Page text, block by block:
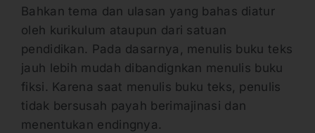
Bahkan tema dan ulasan yang bahas diatur
oleh kurikulum ataupun dari satuan
pendidikan. Pada dasarnya, menulis buku teks
jauh lebih mudah dibandignkan menulis buku
fiksi. Karena saat menulis buku teks, penulis
tidak bersusah payah berimajinasi dan
menentukan endingnya.